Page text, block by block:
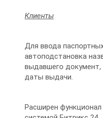
Клиенты
Для ввода
автоподстановка
выдавшего документ,
даты выдачи.
Расширен